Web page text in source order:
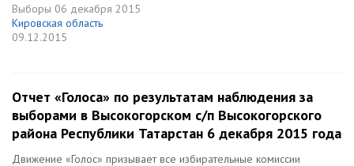
Выборы 06 декабря 2015
Кировская область
09.12.2015
Отчет «Голоса» по результатам наблюдения за
выборами в Высокогорском с/п Высокогорского
района Республики Татарстан 6 декабря 2015 года
Движение «Голос» призывает все избирательные комиссии